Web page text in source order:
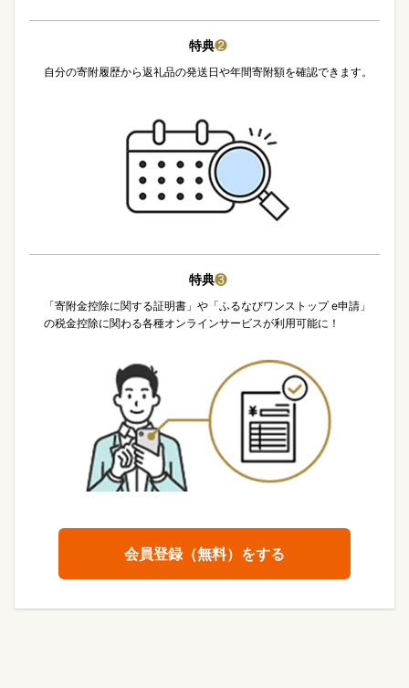
特典❷
自分の寄附履歴から返礼品の発送日や年間寄附額を確認できます。
特典❸
「寄附金控除に関する証明書」や「ふるなびワンストップ e申請」
の税金控除に関わる各種オンラインサービスが利用可能に！
会員登録（無料）をする